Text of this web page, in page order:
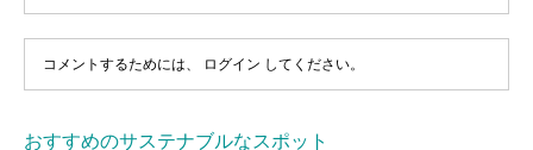
コメントするためには、 ログイン してください。
おすすめのサステナブルなスポット